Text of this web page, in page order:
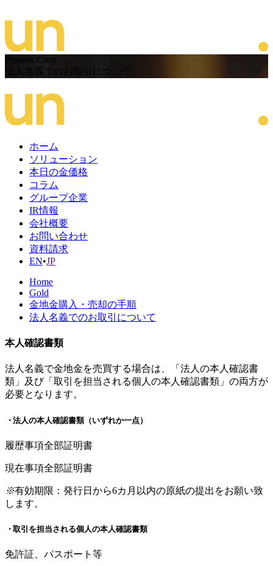
Process Corp
法人名義でのお取引について
ホーム
ソリューション
本日の金価格
コラム
グループ企業
IR情報
会社概要
お問い合わせ
資料請求
EN•JP
Home
Gold
金地金購入・売却の手順
法人名義でのお取引について
本人確認書類
法人名義で金地金を売買する場合は、「法人の本人確認書
類」及び「取引を担当される個人の本人確認書類」の両方が
必要となります。
・ 法人の本人確認書類（いずれか一点）
履歴事項全部証明書
現在事項全部証明書
※有効期限：発行日から6カ月以内の原紙の提出をお願い致
します。
・ 取引を担当される個人の本人確認書類
免許証、パスポート等